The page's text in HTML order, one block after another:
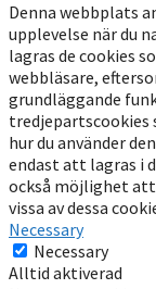
Denna webbplats
upplevelse när du
lagras de cookies
webbläsare,
grundläggande
tredjepartscookies
hur du använder
endast att lagras i
också möjlighet att
vissa av dessa
Necessary
Necessary
Alltid aktiverad